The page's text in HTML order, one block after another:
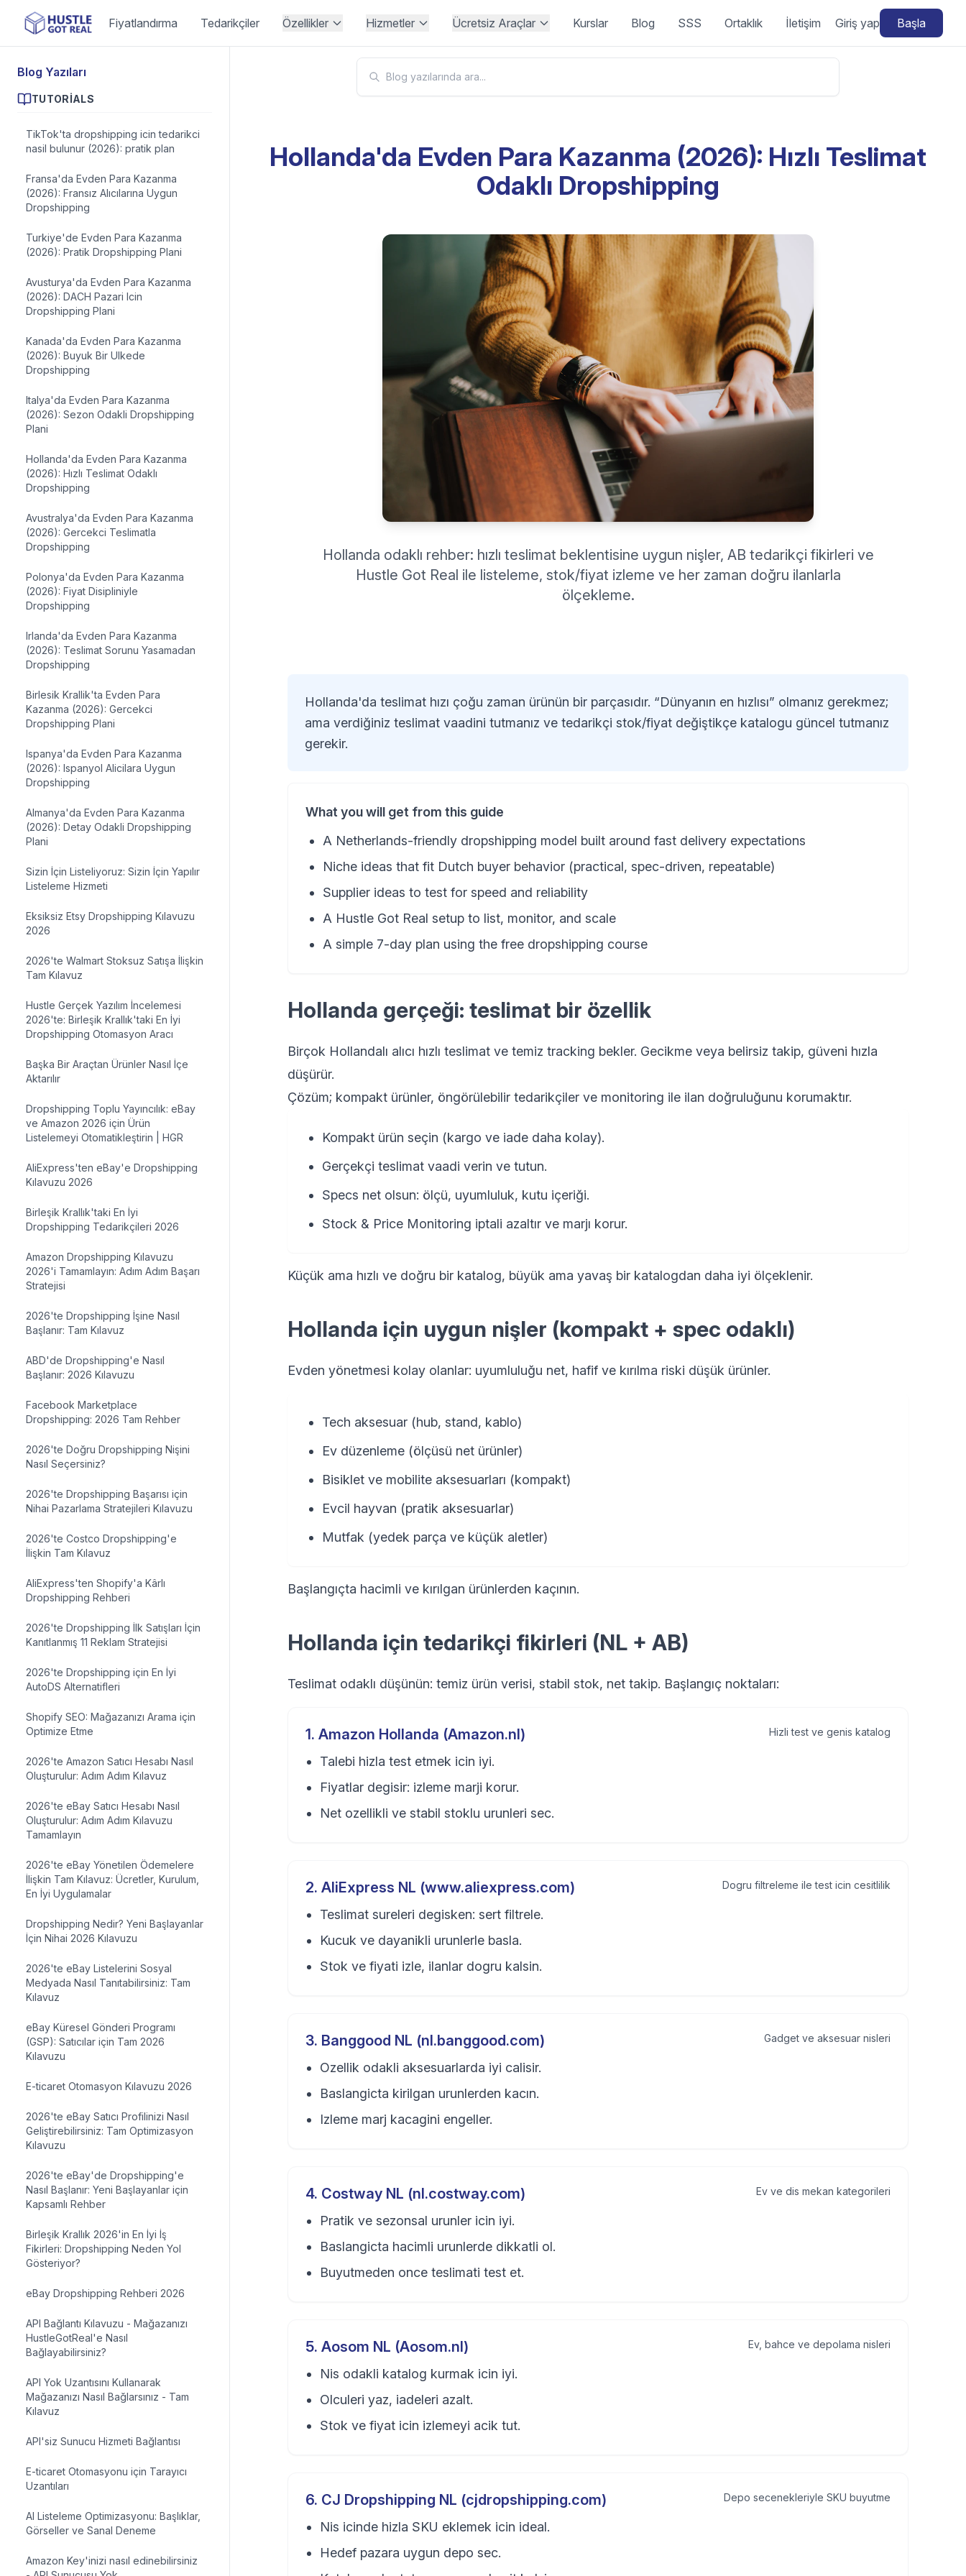
Fiyatlandırma Tedarikçiler Özellikler Hizmetler Ücretsiz Araçlar Kurslar Blog SSS Ortaklık İletişim Giriş yap Başla
Blog Yazıları
TUTORIALS
TikTok'ta dropshipping icin tedarikci
nasil bulunur (2026): pratik plan
Fransa'da Evden Para Kazanma
(2026): Fransız Alıcılarına Uygun
Dropshipping
Turkiye'de Evden Para Kazanma
(2026): Pratik Dropshipping Plani
Avusturya'da Evden Para Kazanma
(2026): DACH Pazari Icin
Dropshipping Plani
Kanada'da Evden Para Kazanma
(2026): Buyuk Bir Ulkede
Dropshipping
Italya'da Evden Para Kazanma
(2026): Sezon Odakli Dropshipping
Plani
Hollanda'da Evden Para Kazanma
(2026): Hızlı Teslimat Odaklı
Dropshipping
Avustralya'da Evden Para Kazanma
(2026): Gercekci Teslimatla
Dropshipping
Polonya'da Evden Para Kazanma
(2026): Fiyat Disipliniyle
Dropshipping
Irlanda'da Evden Para Kazanma
(2026): Teslimat Sorunu Yasamadan
Dropshipping
Birlesik Krallik'ta Evden Para
Kazanma (2026): Gercekci
Dropshipping Plani
Ispanya'da Evden Para Kazanma
(2026): Ispanyol Alicilara Uygun
Dropshipping
Almanya'da Evden Para Kazanma
(2026): Detay Odakli Dropshipping
Plani
Sizin İçin Listeliyoruz: Sizin İçin Yapılır
Listeleme Hizmeti
Eksiksiz Etsy Dropshipping Kılavuzu
2026
2026'te Walmart Stoksuz Satışa İlişkin
Tam Kılavuz
Hustle Gerçek Yazılım İncelemesi
2026'te: Birleşik Krallık'taki En İyi
Dropshipping Otomasyon Aracı
Başka Bir Araçtan Ürünler Nasıl İçe
Aktarılır
Dropshipping Toplu Yayıncılık: eBay
ve Amazon 2026 için Ürün
Listelemeyi Otomatikleştirin | HGR
AliExpress'ten eBay'e Dropshipping
Kılavuzu 2026
Birleşik Krallık'taki En İyi
Dropshipping Tedarikçileri 2026
Amazon Dropshipping Kılavuzu
2026'i Tamamlayın: Adım Adım Başarı
Stratejisi
2026'te Dropshipping İşine Nasıl
Başlanır: Tam Kılavuz
ABD'de Dropshipping'e Nasıl
Başlanır: 2026 Kılavuzu
Facebook Marketplace
Dropshipping: 2026 Tam Rehber
2026'te Doğru Dropshipping Nişini
Nasıl Seçersiniz?
2026'te Dropshipping Başarısı için
Nihai Pazarlama Stratejileri Kılavuzu
2026'te Costco Dropshipping'e
İlişkin Tam Kılavuz
AliExpress'ten Shopify'a Kârlı
Dropshipping Rehberi
2026'te Dropshipping İlk Satışları İçin
Kanıtlanmış 11 Reklam Stratejisi
2026'te Dropshipping için En İyi
AutoDS Alternatifleri
Shopify SEO: Mağazanızı Arama için
Optimize Etme
2026'te Amazon Satıcı Hesabı Nasıl
Oluşturulur: Adım Adım Kılavuz
2026'te eBay Satıcı Hesabı Nasıl
Oluşturulur: Adım Adım Kılavuzu
Tamamlayın
2026'te eBay Yönetilen Ödemelere
İlişkin Tam Kılavuz: Ücretler, Kurulum,
En İyi Uygulamalar
Dropshipping Nedir? Yeni Başlayanlar
İçin Nihai 2026 Kılavuzu
2026'te eBay Listelerini Sosyal
Medyada Nasıl Tanıtabilirsiniz: Tam
Kılavuz
eBay Küresel Gönderi Programı
(GSP): Satıcılar için Tam 2026
Kılavuzu
E-ticaret Otomasyon Kılavuzu 2026
2026'te eBay Satıcı Profilinizi Nasıl
Geliştirebilirsiniz: Tam Optimizasyon
Kılavuzu
2026'te eBay'de Dropshipping'e
Nasıl Başlanır: Yeni Başlayanlar için
Kapsamlı Rehber
Birleşik Krallık 2026'in En İyi İş
Fikirleri: Dropshipping Neden Yol
Gösteriyor?
eBay Dropshipping Rehberi 2026
API Bağlantı Kılavuzu - Mağazanızı
HustleGotReal'e Nasıl
Bağlayabilirsiniz?
API Yok Uzantısını Kullanarak
Mağazanızı Nasıl Bağlarsınız - Tam
Kılavuz
API'siz Sunucu Hizmeti Bağlantısı
E-ticaret Otomasyonu için Tarayıcı
Uzantıları
AI Listeleme Optimizasyonu: Başlıklar,
Görseller ve Sanal Deneme
Amazon Key'inizi nasıl edinebilirsiniz
Hollanda'da Evden Para Kazanma (2026): Hızlı Teslimat
Odaklı Dropshipping
Hollanda odaklı rehber: hızlı teslimat beklentisine uygun nişler, AB tedarikçi fikirleri ve
Hustle Got Real ile listeleme, stok/fiyat izleme ve her zaman doğru ilanlarla
ölçekleme.
Hollanda'da teslimat hızı çoğu zaman ürünün bir parçasıdır. “Dünyanın en hızlısı” olmanız gerekmez;
ama verdiğiniz teslimat vaadini tutmanız ve tedarikçi stok/fiyat değiştikçe katalogu güncel tutmanız
gerekir.
What you will get from this guide
A Netherlands-friendly dropshipping model built around fast delivery expectations
Niche ideas that fit Dutch buyer behavior (practical, spec-driven, repeatable)
Supplier ideas to test for speed and reliability
A Hustle Got Real setup to list, monitor, and scale
A simple 7-day plan using the free dropshipping course
Hollanda gerçeği: teslimat bir özellik
Birçok Hollandalı alıcı hızlı teslimat ve temiz tracking bekler. Gecikme veya belirsiz takip, güveni hızla
düşürür.
Çözüm; kompakt ürünler, öngörülebilir tedarikçiler ve monitoring ile ilan doğruluğunu korumaktır.
Kompakt ürün seçin (kargo ve iade daha kolay).
Gerçekçi teslimat vaadi verin ve tutun.
Specs net olsun: ölçü, uyumluluk, kutu içeriği.
Stock & Price Monitoring iptali azaltır ve marjı korur.
Küçük ama hızlı ve doğru bir katalog, büyük ama yavaş bir katalogdan daha iyi ölçeklenir.
Hollanda için uygun nişler (kompakt + spec odaklı)
Evden yönetmesi kolay olanlar: uyumluluğu net, hafif ve kırılma riski düşük ürünler.
Tech aksesuar (hub, stand, kablo)
Ev düzenleme (ölçüsü net ürünler)
Bisiklet ve mobilite aksesuarları (kompakt)
Evcil hayvan (pratik aksesuarlar)
Mutfak (yedek parça ve küçük aletler)
Başlangıçta hacimli ve kırılgan ürünlerden kaçının.
Hollanda için tedarikçi fikirleri (NL + AB)
Teslimat odaklı düşünün: temiz ürün verisi, stabil stok, net takip. Başlangıç noktaları:
1. Amazon Hollanda (Amazon.nl) Hizli test ve genis katalog
Talebi hizla test etmek icin iyi.
Fiyatlar degisir: izleme marji korur.
Net ozellikli ve stabil stoklu urunleri sec.
2. AliExpress NL (www.aliexpress.com) Dogru filtreleme ile test icin cesitlilik
Teslimat sureleri degisken: sert filtrele.
Kucuk ve dayanikli urunlerle basla.
Stok ve fiyati izle, ilanlar dogru kalsin.
3. Banggood NL (nl.banggood.com) Gadget ve aksesuar nisleri
Ozellik odakli aksesuarlarda iyi calisir.
Baslangicta kirilgan urunlerden kacın.
Izleme marj kacagini engeller.
4. Costway NL (nl.costway.com) Ev ve dis mekan kategorileri
Pratik ve sezonsal urunler icin iyi.
Baslangicta hacimli urunlerde dikkatli ol.
Buyutmeden once teslimati test et.
5. Aosom NL (Aosom.nl) Ev, bahce ve depolama nisleri
Nis odakli katalog kurmak icin iyi.
Olculeri yaz, iadeleri azalt.
Stok ve fiyat icin izlemeyi acik tut.
6. CJ Dropshipping NL (cjdropshipping.com) Depo secenekleriyle SKU buyutme
Nis icinde hizla SKU eklemek icin ideal.
Hedef pazara uygun depo sec.